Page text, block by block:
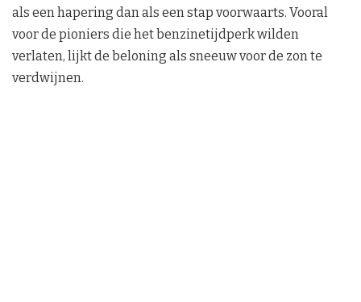
als een hapering dan als een stap voorwaarts. Vooral
voor de pioniers die het benzinetijdperk wilden
verlaten, lijkt de beloning als sneeuw voor de zon te
verdwijnen.